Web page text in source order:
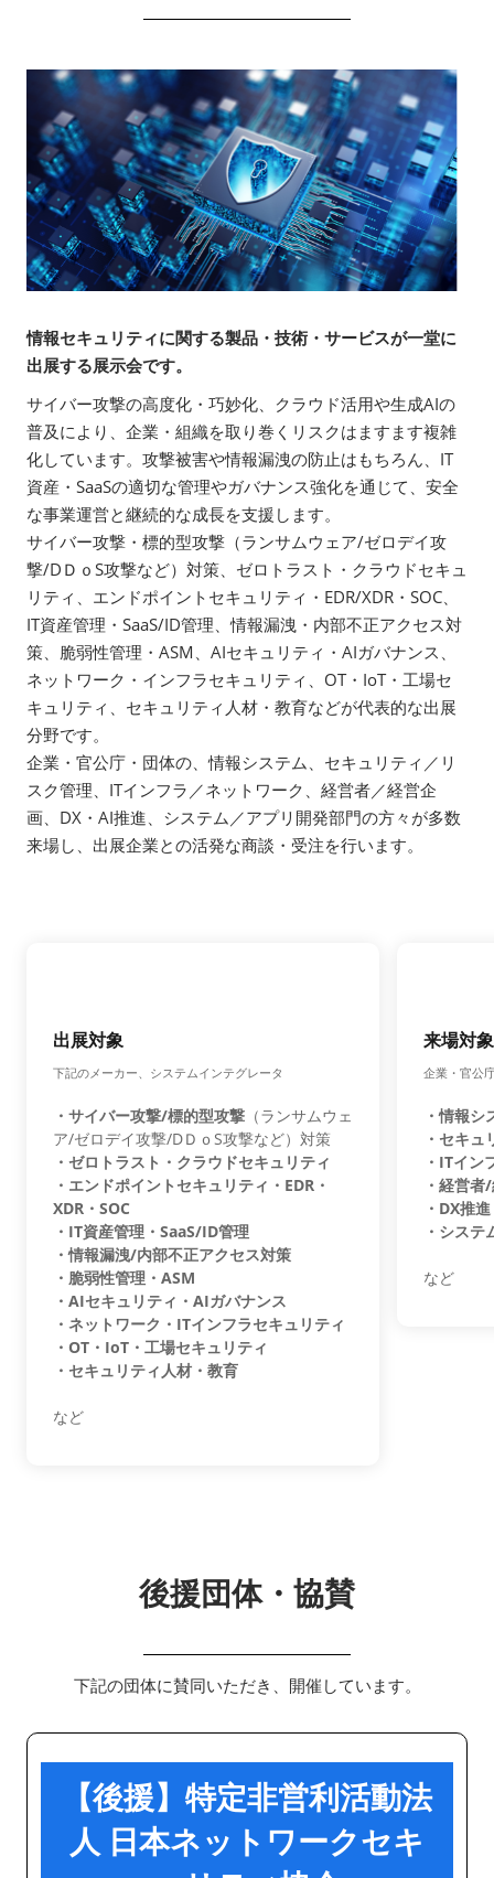
情報セキュリティに関する製品・技術・サービスが一堂に
出展する展示会です。
サイバー攻撃の高度化・巧妙化、クラウド活用や生成AIの
普及により、企業・組織を取り巻くリスクはますます複雑
化しています。攻撃被害や情報漏洩の防止はもちろん、IT
資産・SaaSの適切な管理やガバナンス強化を通じて、安全
な事業運営と継続的な成長を支援します。
サイバー攻撃・標的型攻撃（ランサムウェア/ゼロデイ攻
撃/DＤｏS攻撃など）対策、ゼロトラスト・クラウドセキュ
リティ、エンドポイントセキュリティ・EDR/XDR・SOC、
IT資産管理・SaaS/ID管理、情報漏洩・内部不正アクセス対
策、脆弱性管理・ASM、AIセキュリティ・AIガバナンス、
ネットワーク・インフラセキュリティ、OT・IoT・工場セ
キュリティ、セキュリティ人材・教育などが代表的な出展
分野です。
企業・官公庁・団体の、情報システム、セキュリティ／リ
スク管理、ITインフラ／ネットワーク、経営者／経営企
画、DX・AI推進、システム／アプリ開発部門の方々が多数
来場し、出展企業との活発な商談・受注を行います。
出展対象
下記のメーカー、システムインテグレータ
・サイバー攻撃/標的型攻撃 （ランサムウェ
ア/ゼロデイ攻撃/DＤｏS攻撃など）対策
・ゼロトラスト・クラウドセキュリティ
・エンドポイントセキュリティ・EDR・
XDR・SOC
・IT資産管理・SaaS/ID管理
・情報漏洩/内部不正アクセス対策
・脆弱性管理・ASM
・AIセキュリティ・AIガバナンス
・ネットワーク・ITインフラセキュリティ
・OT・IoT・工場セキュリティ
・セキュリティ人材・教育
など
来場対象
企業・官公
・情報シ
・セキ
・ITイン
・経営
・DX推進
・シス
など
後援団体・協賛
下記の団体に賛同いただき、開催しています。
【後援】特定非営利活動法
人 日本ネットワークセキ